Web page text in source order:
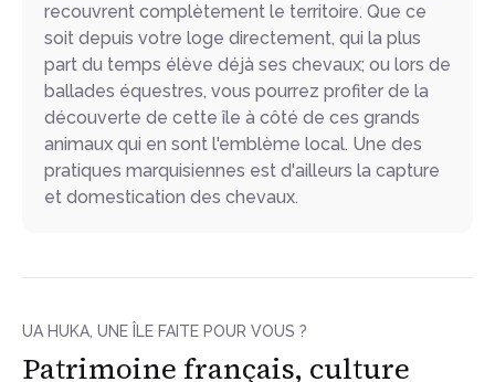
recouvrent complètement le territoire. Que ce
soit depuis votre loge directement, qui la plus
part du temps élève déjà ses chevaux; ou lors de
ballades équestres, vous pourrez profiter de la
découverte de cette île à côté de ces grands
animaux qui en sont l'emblème local. Une des
pratiques marquisiennes est d'ailleurs la capture
et domestication des chevaux.
UA HUKA, UNE ÎLE FAITE POUR VOUS ?
Patrimoine français, culture